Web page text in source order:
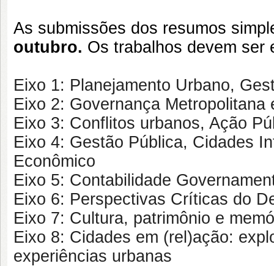
As submissões dos resumos
outubro. Os trabalhos devem ser
Eixo 1: Planejamento Urbano,
Eixo 2: Governança Metropolitana
Eixo 3: Conflitos urbanos, Ação
Eixo 4: Gestão Pública, Cidades
Econômico
Eixo 5: Contabilidade
Eixo 6: Perspectivas Críticas do
Eixo 7: Cultura, patrimônio e
Eixo 8: Cidades em (rel)ação:
experiências urbanas